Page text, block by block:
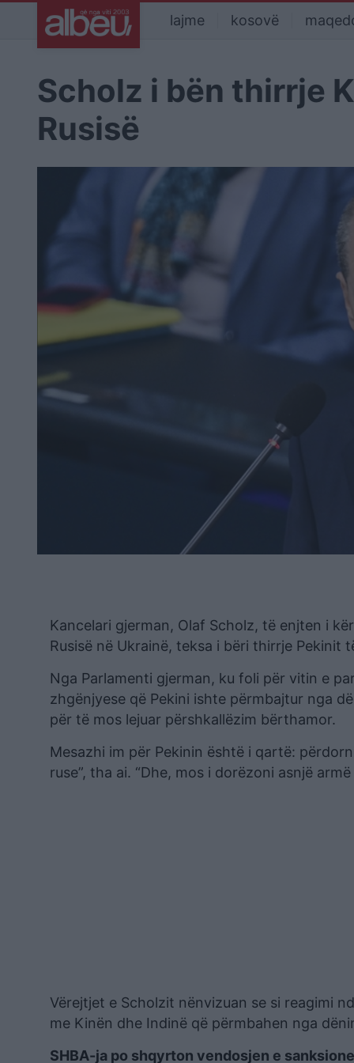
lajme kosovë
Scholz i bën thirrje
Rusisë
Kancelari gjerman, Olaf Scholz, të enjten i
Rusisë në Ukrainë, teksa i bëri thirrje Pekinit
Nga Parlamenti gjerman, ku foli për vitin e
zhgënjyese që Pekini ishte përmbajtur nga
për të mos lejuar përshkallëzim bërthamor.
Mesazhi im për Pekinin është i qartë:
ruse”, tha ai. “Dhe, mos i dorëzoni asnjë armë
Vërejtjet e Scholzit nënvizuan se si reagimi
me Kinën dhe Indinë që përmbahen nga
SHBA-ja po shqyrton vendosjen e